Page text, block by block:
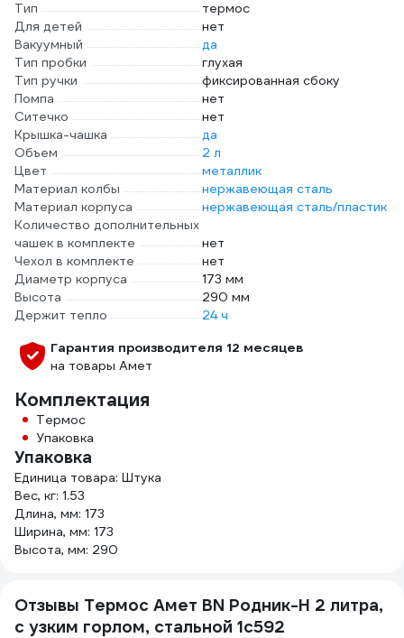
Тип
термос
Для детей
нет
Вакуумный
да
Тип пробки
глухая
Тип ручки
фиксированная сбоку
Помпа
нет
Ситечко
нет
Крышка-чашка
да
Объем
2 л
Цвет
металлик
Материал колбы
нержавеющая сталь
Материал корпуса
нержавеющая сталь/пластик
Количество дополнительных
чашек в комплекте
нет
Чехол в комплекте
нет
Диаметр корпуса
173 мм
Высота
290 мм
Держит тепло
24 ч
Гарантия производителя 12 месяцев
на товары Амет
Комплектация
Термос
Упаковка
Упаковка
Единица товара: Штука
Вес, кг: 1.53
Длина, мм: 173
Ширина, мм: 173
Высота, мм: 290
Отзывы Термос Амет ВN Родник-Н 2 литра,
с узким горлом, стальной 1с592